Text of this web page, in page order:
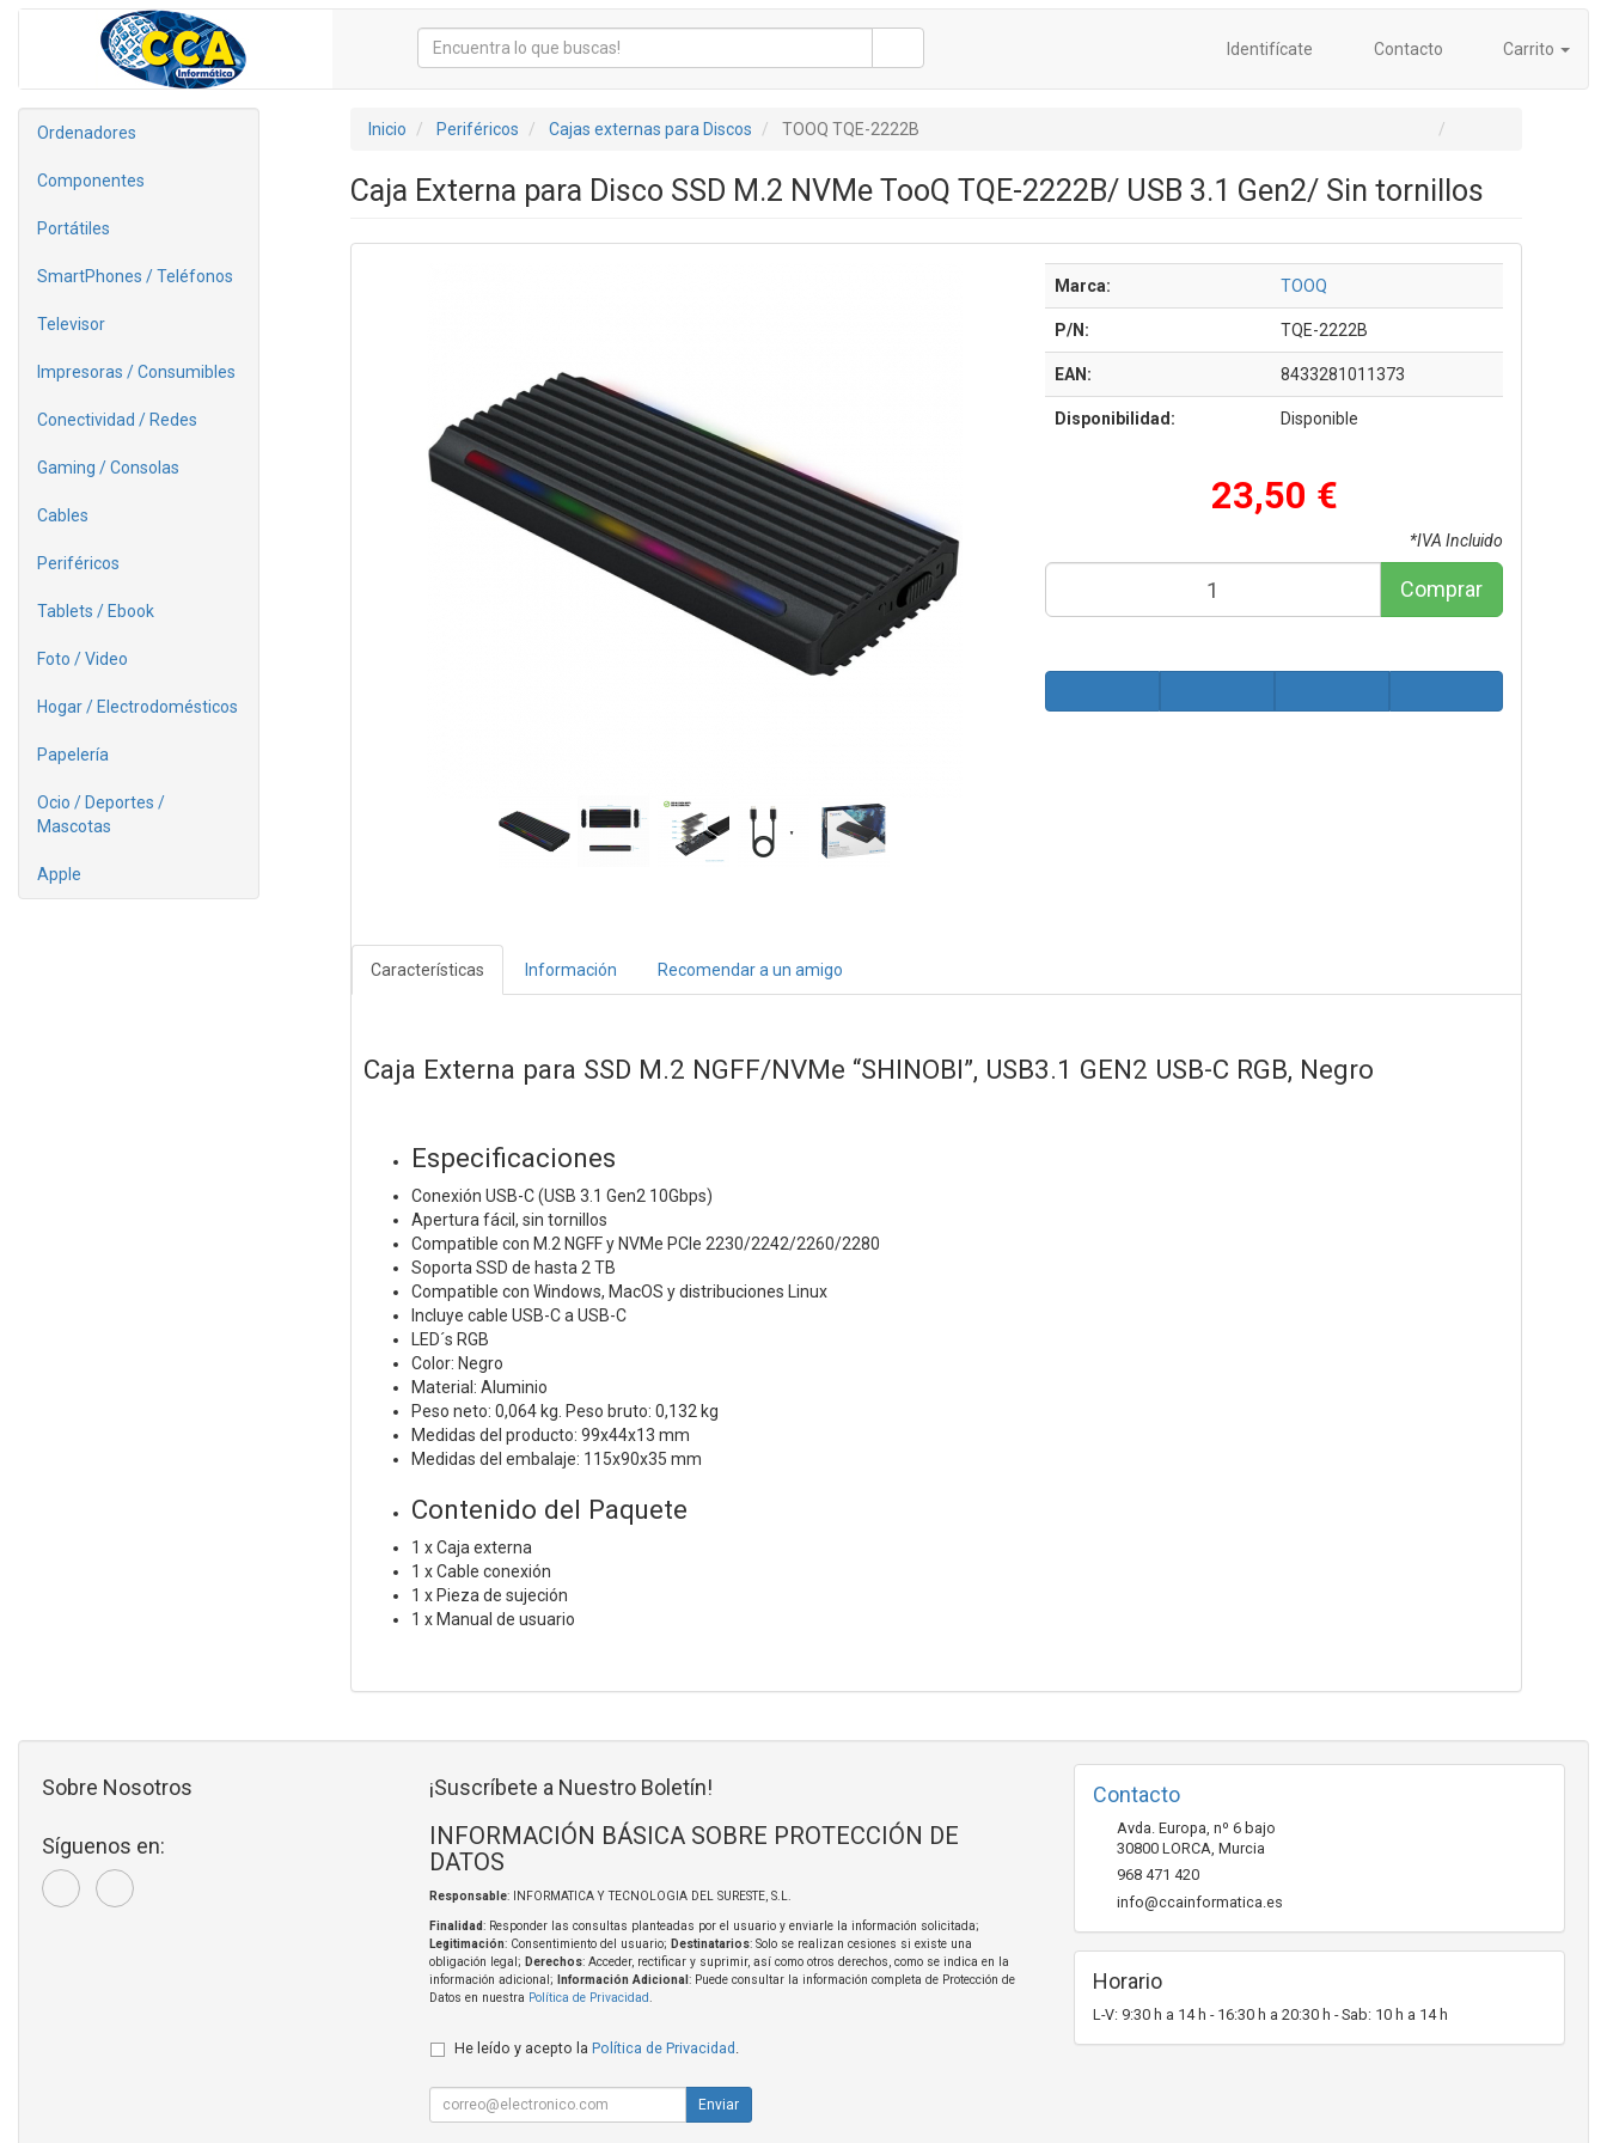
Identifícate Contacto Carrito
Ordenadores
Componentes
Portátiles
SmartPhones / Teléfonos
Televisor
Impresoras / Consumibles
Conectividad / Redes
Gaming / Consolas
Cables
Periféricos
Tablets / Ebook
Foto / Video
Hogar / Electrodomésticos
Papelería
Ocio / Deportes /
Mascotas
Apple
Inicio Periféricos Cajas externas para Discos TOOQ TQE-2222B
Caja Externa para Disco SSD M.2 NVMe TooQ TQE-2222B/ USB 3.1 Gen2/ Sin tornillos
Marca: TOOQ
P/N: TQE-2222B
EAN: 8433281011373
Disponibilidad: Disponible
23,50 €
*IVA Incluido
Comprar
Características Información Recomendar a un amigo
Caja Externa para SSD M.2 NGFF/NVMe “SHINOBI”, USB3.1 GEN2 USB-C RGB, Negro
Especificaciones
Conexión USB-C (USB 3.1 Gen2 10Gbps)
Apertura fácil, sin tornillos
Compatible con M.2 NGFF y NVMe PCIe 2230/2242/2260/2280
Soporta SSD de hasta 2 TB
Compatible con Windows, MacOS y distribuciones Linux
Incluye cable USB-C a USB-C
LED´s RGB
Color: Negro
Material: Aluminio
Peso neto: 0,064 kg. Peso bruto: 0,132 kg
Medidas del producto: 99x44x13 mm
Medidas del embalaje: 115x90x35 mm
Contenido del Paquete
1 x Caja externa
1 x Cable conexión
1 x Pieza de sujeción
1 x Manual de usuario
Sobre Nosotros
Síguenos en:
¡Suscríbete a Nuestro Boletín!
INFORMACIÓN BÁSICA SOBRE PROTECCIÓN DE
DATOS
Responsable: INFORMATICA Y TECNOLOGIA DEL SURESTE, S.L.
Finalidad: Responder las consultas planteadas por el usuario y enviarle la información solicitada;
Legitimación: Consentimiento del usuario; Destinatarios: Solo se realizan cesiones si existe una
obligación legal; Derechos: Acceder, rectificar y suprimir, así como otros derechos, como se indica en la
información adicional;
Información Adicional : Puede consultar la información completa de Protección de
Datos en nuestra Política de Privacidad.
He leído y acepto la Política de Privacidad .
Enviar
Contacto
Avda. Europa, nº 6 bajo
30800 LORCA, Murcia
968 471 420
info@ccainformatica.es
Horario
L-V: 9:30 h a 14 h - 16:30 h a 20:30 h - Sab: 10 h a 14 h